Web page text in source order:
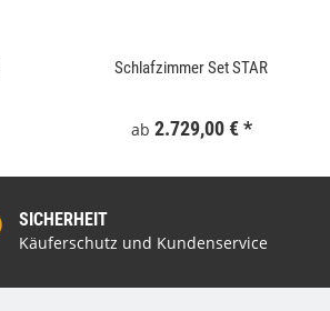
Schlafzimmer Set STAR
ab 2.729,00 € *
SICHERHEIT
Käuferschutz und Kundenservice